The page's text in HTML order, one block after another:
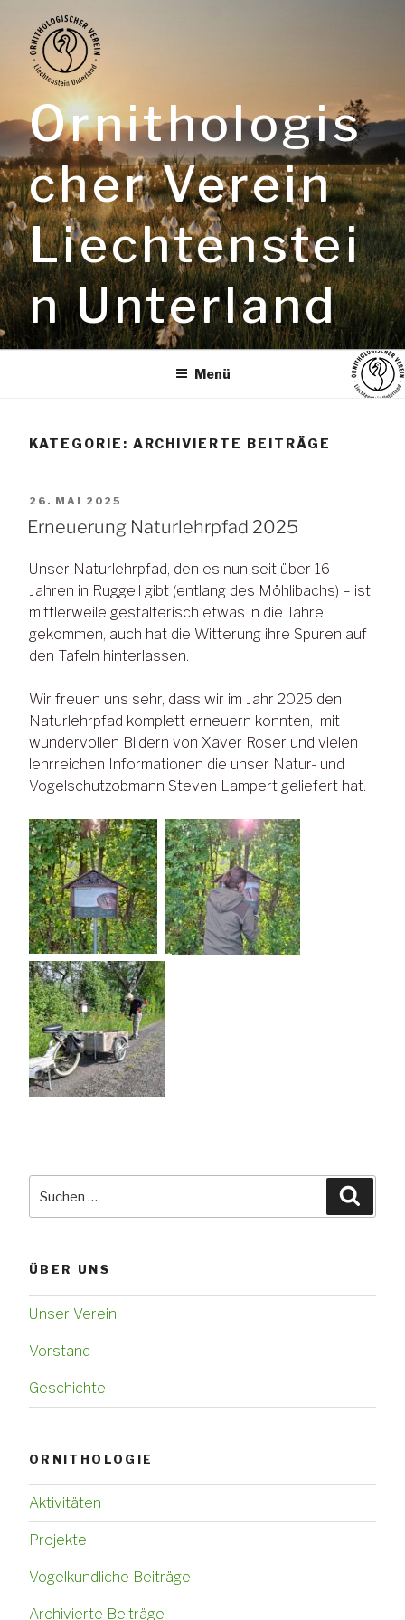
Inhalt
springen
Ornithologis
cher Verein
Liechtenstei
n Unterland
Menü
KATEGORIE: ARCHIVIERTE BEITRÄGE
VERÖFFENTLICHT
AM
26. MAI 2025
Erneuerung Naturlehrpfad 2025
Unser Naturlehrpfad, den es nun seit über 16
Jahren in Ruggell gibt (entlang des Möhlibachs) – ist
mittlerweile gestalterisch etwas in die Jahre
gekommen, auch hat die Witterung ihre Spuren auf
den Tafeln hinterlassen.
Wir freuen uns sehr, dass wir im Jahr 2025 den
Naturlehrpfad komplett erneuern konnten, mit
wundervollen Bildern von Xaver Roser und vielen
lehrreichen Informationen die unser Natur- und
Vogelschutzobmann Steven Lampert geliefert hat.
nach:
ÜBER UNS
Unser Verein
Vorstand
Geschichte
ORNITHOLOGIE
Aktivitäten
Projekte
Vogelkundliche Beiträge
Archivierte Beiträge